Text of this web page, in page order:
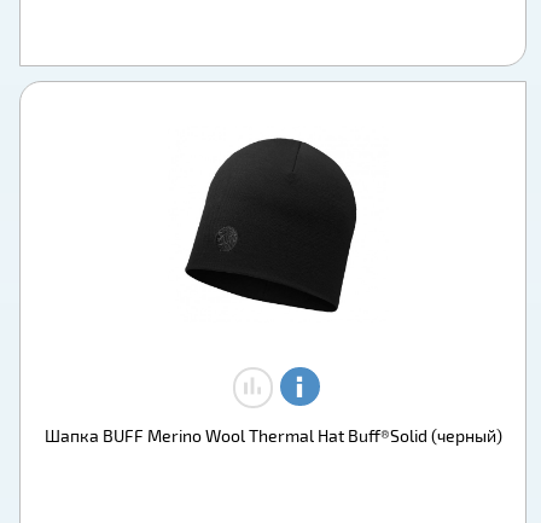
Шапка BUFF Merino Wool Thermal Hat Buff®Solid (черный)